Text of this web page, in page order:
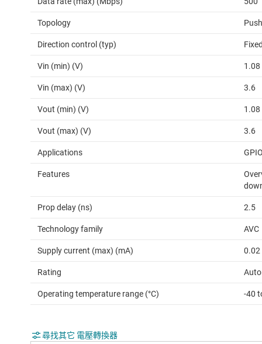
Topology
Direction control (typ)
Vin (min) (V) 1.08
Vin (max) (V) 3.6
Vout (min) (V) 1.08
Vout (max) (V) 3.6
Applications
Features
Prop delay (ns) 2.5
Technology family AVC
Supply current (max) (mA) 0.02
Rating
Operating temperature range (°C) -40
尋找其它 電壓轉換器